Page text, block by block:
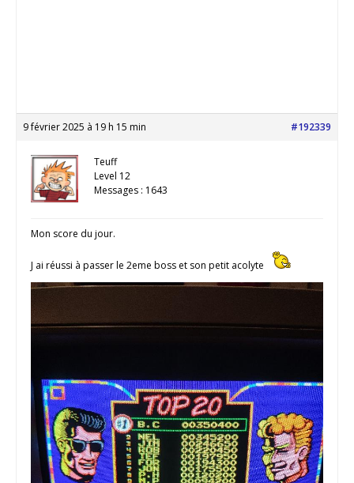
9 février 2025 à 19 h 15 min #192339
Teuff
Level 12
Messages : 1643
Mon score du jour.
J ai réussi à passer le 2eme boss et son petit acolyte